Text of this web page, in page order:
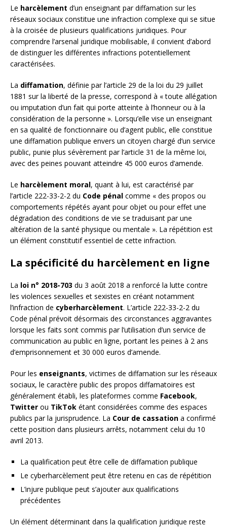
Le harcèlement d’un enseignant par diffamation sur les
réseaux sociaux constitue une infraction complexe qui se situe
à la croisée de plusieurs qualifications juridiques. Pour
comprendre l’arsenal juridique mobilisable, il convient d’abord
de distinguer les différentes infractions potentiellement
caractérisées.
La diffamation, définie par l’article 29 de la loi du 29 juillet
1881 sur la liberté de la presse, correspond à « toute allégation
ou imputation d’un fait qui porte atteinte à l’honneur ou à la
considération de la personne ». Lorsqu’elle vise un enseignant
en sa qualité de fonctionnaire ou d’agent public, elle constitue
une diffamation publique envers un citoyen chargé d’un service
public, punie plus sévèrement par l’article 31 de la même loi,
avec des peines pouvant atteindre 45 000 euros d’amende.
Le harcèlement moral, quant à lui, est caractérisé par
l’article 222-33-2-2 du Code pénal comme « des propos ou
comportements répétés ayant pour objet ou pour effet une
dégradation des conditions de vie se traduisant par une
altération de la santé physique ou mentale ». La répétition est
un élément constitutif essentiel de cette infraction.
La spécificité du harcèlement en ligne
La loi n° 2018-703 du 3 août 2018 a renforcé la lutte contre
les violences sexuelles et sexistes en créant notamment
l’infraction de cyberharcèlement. L’article 222-33-2-2 du
Code pénal prévoit désormais des circonstances aggravantes
lorsque les faits sont commis par l’utilisation d’un service de
communication au public en ligne, portant les peines à 2 ans
d’emprisonnement et 30 000 euros d’amende.
Pour les enseignants, victimes de diffamation sur les réseaux
sociaux, le caractère public des propos diffamatoires est
généralement établi, les plateformes comme Facebook,
Twitter ou TikTok étant considérées comme des espaces
publics par la jurisprudence. La Cour de cassation a confirmé
cette position dans plusieurs arrêts, notamment celui du 10
avril 2013.
La qualification peut être celle de diffamation publique
Le cyberharcèlement peut être retenu en cas de répétition
L’injure publique peut s’ajouter aux qualifications
précédentes
Un élément déterminant dans la qualification juridique reste